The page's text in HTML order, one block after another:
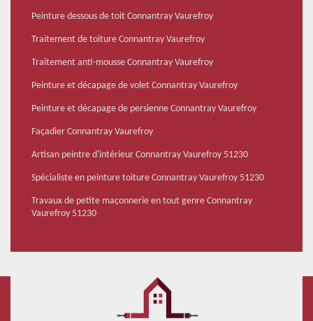
Peinture dessous de toit Connantray Vaurefroy
Traitement de toiture Connantray Vaurefroy
Traitement anti-mousse Connantray Vaurefroy
Peinture et décapage de volet Connantray Vaurefroy
Peinture et décapage de persienne Connantray Vaurefroy
Façadier Connantray Vaurefroy
Artisan peintre d'intérieur Connantray Vaurefroy 51230
Spécialiste en peinture toiture Connantray Vaurefroy 51230
Travaux de petite maçonnerie en tout genre Connantray
Vaurefroy 51230